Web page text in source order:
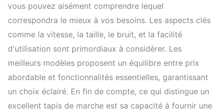
vous pouvez aisément comprendre lequel
correspondra le mieux à vos besoins. Les aspects clés
comme la vitesse, la taille, le bruit, et la facilité
d'utilisation sont primordiaux à considérer. Les
meilleurs modèles proposent un équilibre entre prix
abordable et fonctionnalités essentielles, garantissant
un choix éclairé. En fin de compte, ce qui distingue un
excellent tapis de marche est sa capacité à fournir une